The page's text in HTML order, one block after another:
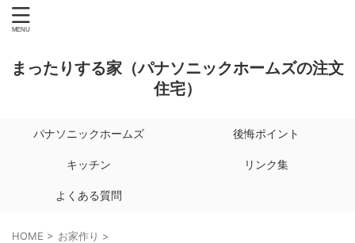
まったりする家（パナソニックホームズの注文
住宅）
パナソニックホームズ 後悔ポイント
キッチン リンク集
よくある質問
HOME > お家作り >